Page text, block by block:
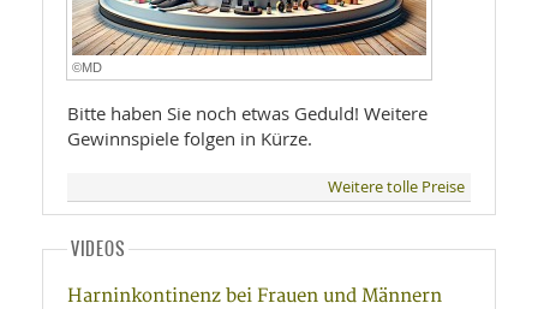
©MD
Bitte haben Sie noch etwas Geduld! Weitere
Gewinnspiele folgen in Kürze.
Weitere tolle Preise
VIDEOS
Harninkontinenz bei Frauen und Männern